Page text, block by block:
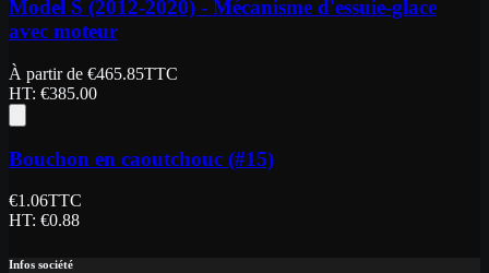
Model S (2012-2020) - Mécanisme d'essuie-glace
avec moteur
À partir de €465.85TTC
HT: €385.00
Bouchon en caoutchouc (#15)
€1.06TTC
HT: €0.88
Infos société